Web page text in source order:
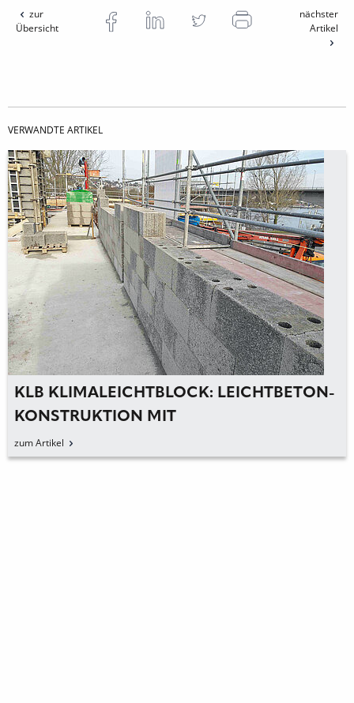
zur
Übersicht
nächster
Artikel
VERWANDTE ARTIKEL
KLB KLIMALEICHTBLOCK: LEICHTBETON-
KONSTRUKTION MIT
ZUSATZGEDÄMMTEN WÄNDEN
zum Artikel